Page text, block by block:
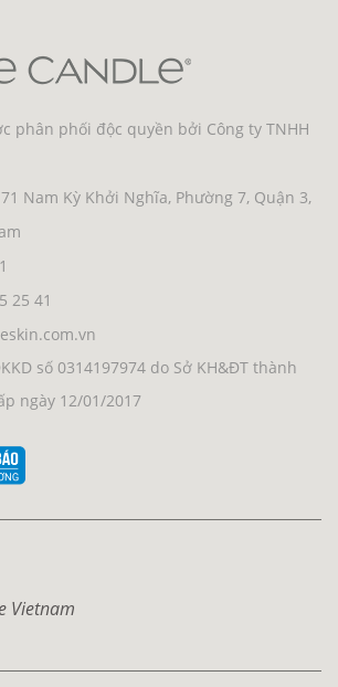
phân phối độc quyền bởi Công ty TNHH
Nam Kỳ Khởi Nghĩa, Phường 7, Quận 3,
25 41
số 0314197974 do Sở KH&ĐT thành
ngày 12/01/2017
Vietnam